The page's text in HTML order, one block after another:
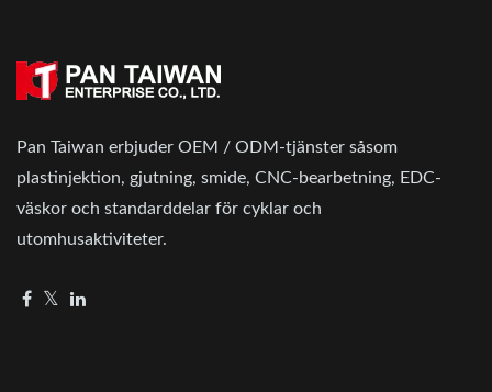
Pan Taiwan erbjuder OEM / ODM-tjänster såsom
plastinjektion, gjutning, smide, CNC-bearbetning, EDC-
väskor och standarddelar för cyklar och
utomhusaktiviteter.